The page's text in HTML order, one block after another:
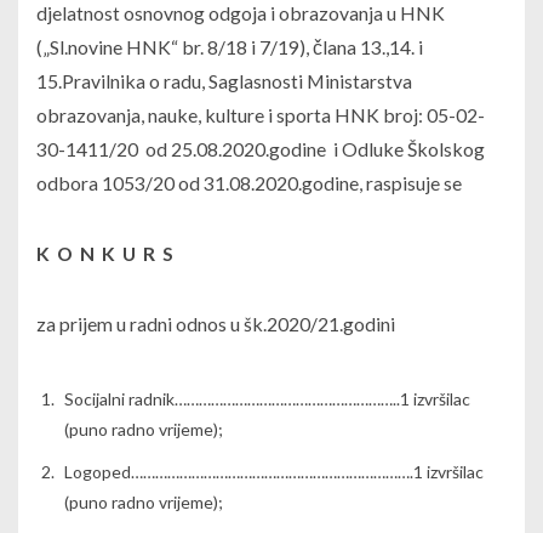
djelatnost osnovnog odgoja i obrazovanja u HNK
(„Sl.novine HNK“ br. 8/18 i 7/19), člana 13.,14. i
15.Pravilnika o radu, Saglasnosti Ministarstva
obrazovanja, nauke, kulture i sporta HNK broj: 05-02-
30-1411/20 od 25.08.2020.godine i Odluke Školskog
odbora 1053/20 od 31.08.2020.godine, raspisuje se
K O N K U R S
za prijem u radni odnos u šk.2020/21.godini
Socijalni radnik………………………………………………..1 izvršilac
(puno radno vrijeme);
Logoped…………………………………………………………….1 izvršilac
(puno radno vrijeme);